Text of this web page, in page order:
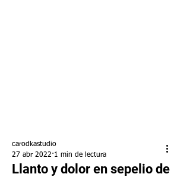
Llanto y dolor en sepelio de
carodkastudio
27 abr 2022 1 min de lectura